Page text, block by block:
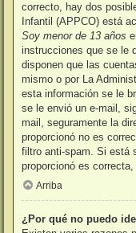
correcto, hay dos
Infantil (APPCO) está
Soy menor de 13 años
instrucciones que se le
disponen que las
mismo o por La
esta información se le
se le envió un e-mail,
mail, seguramente la
proporcionó no es
filtro anti-spam. Si está
proporcionó es
Arriba
¿Por qué no puedo